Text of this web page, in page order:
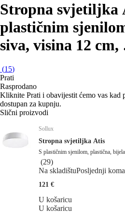
Stropna svjetiljka
plastičnim
siva, visina 12 cm,
(15)
Prati
Rasprodano
Kliknite Prati i obavijestit ćemo vas kad
dostupan za kupnju.
Slični proizvodi
Sollux
Stropna svjetiljka Atis
S plastičnim sjenilom, plastična,
(29)
Na skladištuPosljednji
121 €
U košaricu
U košaricu